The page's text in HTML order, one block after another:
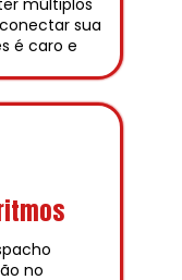
múltiplos
sua
é caro e
no